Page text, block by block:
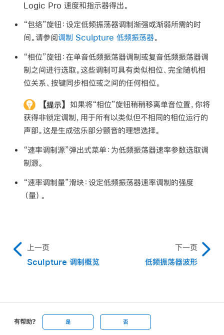
Logic Pro 速度和指示器得出。
“包络”旋钮： 设定低频振荡器调制渐强或渐弱所需的时
间。请参阅调制 Sculpture 低频振荡器。
“相位”旋钮： 在单音低频振荡器调制或复音低频振荡器调
制之间进行选取。这些调制可具有类似相位、完全随机相
位关系、按键同步相位或之间的任何相位。
【提示】 如果将“相位”旋钮稍稍移离单音位置，你将
获得非锁定调制，用于所有以类似但不相同的相位运行的
声部。这是生成弦乐部分颤音的理想选择。
“速率调制源”弹出式菜单： 为低频振荡器速率参数选取调
制源。
“速率调制量”滑块： 设定低频振荡器速率调制的强度
（量）。
上一页
Sculpture 调制概览
下一页
低频振荡器波形
有帮助? 是 否